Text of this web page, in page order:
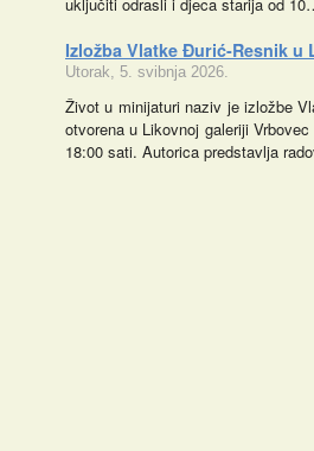
Izložba Vlatke Đurić-Resnik
Utorak, 5. svibnja 2026.
Život u minijaturi naziv je izložbe
otvorena u Likovnoj galeriji
18:00 sati. Autorica predstavlja